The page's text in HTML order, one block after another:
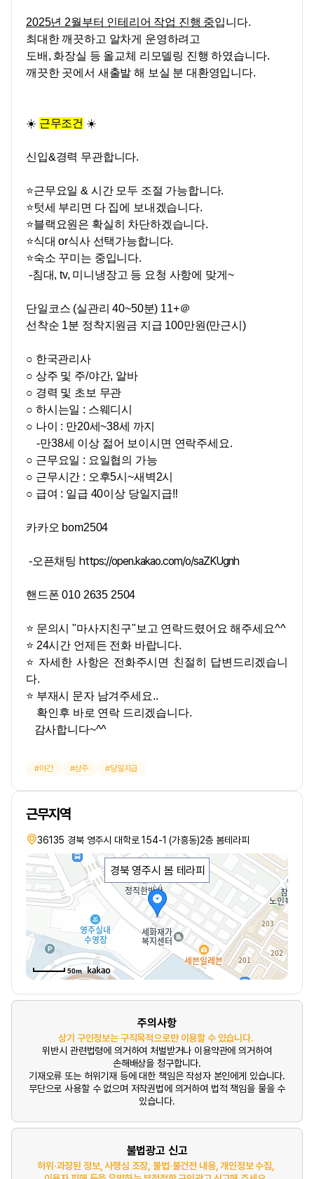
2025년 2월부터 인테리어 작업 진행 중입니다.
최대한 깨끗하고 알차게 운영하려고
도배, 화장실 등 올교체 리모델링 진행 하였습니다.
깨끗한 곳에서 새출발 해 보실 분 대환영입니다.
☀️ 근무조건 ☀️
신입&경력 무관합니다.
⭐근무요일 & 시간 모두 조절 가능합니다.
⭐텃세 부리면 다 집에 보내겠습니다.
⭐블랙요원은 확실히 차단하겠습니다.
⭐식대 or식사 선택가능합니다.
⭐숙소 꾸미는 중입니다.
-침대, tv, 미니냉장고 등 요청 사항에 맞게~
단일코스 (실관리 40~50분) 11+＠
선착순 1분 정착지원금 지급 100만원(만근시)
○ 한국관리사
○ 상주 및 주/야간, 알바
○ 경력 및 초보 무관
○ 하시는일 : 스웨디시
○ 나이 : 만20세~38세 까지
-만38세 이상 젊어 보이시면 연락주세요.
○ 근무요일 : 요일협의 가능
○ 근무시간 : 오후5시~새벽2시
○ 급여 : 일급 40이상 당일지급‼
카카오 bom2504
-오픈채팅 https://open.kakao.com/o/saZKUgnh
핸드폰 010 2635 2504
⭐ 문의시 "마사지친구"보고 연락드렸어요 해주세요^^
⭐ 24시간 언제든 전화 바랍니다.
⭐ 자세한 사항은 전화주시면 친절히 답변드리겠습니
다.
⭐ 부재시 문자 남겨주세요..
확인후 바로 연락 드리겠습니다.
감사합니다~^^
야간 상주 당일지급
근무지역
36135 경북 영주시 대학로 154-1 (가흥동)2층 봄테라피
경북 영주시 봄 테라피
50m
주의사항
상기 구인정보는 구직목적으로만 이용할 수 있습니다.
위반시 관련법령에 의거하여 처벌받거나 이용약관에 의거하여
손해배상을 청구합니다.
기재오류 또는 허위기재 등에 대한 책임은 작성자 본인에게 있습니다.
무단으로 사용할 수 없으며 저작권법에 의거하여 법적 책임을 물을 수
있습니다.
불법광고 신고
허위·과장된 정보, 사행심 조장, 불법·불건전 내용, 개인정보 수집,